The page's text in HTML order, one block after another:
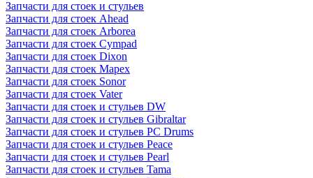
Запчасти для стоек и стульев
Запчасти для стоек Ahead
Запчасти для стоек Arborea
Запчасти для стоек Cympad
Запчасти для стоек Dixon
Запчасти для стоек Mapex
Запчасти для стоек Sonor
Запчасти для стоек Vater
Запчасти для стоек и стульев DW
Запчасти для стоек и стульев Gibraltar
Запчасти для стоек и стульев PC Drums
Запчасти для стоек и стульев Peace
Запчасти для стоек и стульев Pearl
Запчасти для стоек и стульев Tama